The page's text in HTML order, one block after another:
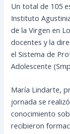
Un total de 105
Instituto
de la Virgen en
docentes y la
el Sistema de
Adolescente
María Lindarte,
jornada se
conocimiento
recibieron